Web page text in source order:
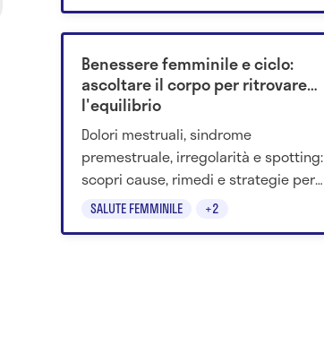
SALUTE FEMMINILE +2
Benessere femminile e ciclo:
ascoltare il corpo per ritrovare
l'equilibrio
Dolori mestruali, sindrome
premestruale, irregolarità e spotting:
scopri cause, rimedi e strategie per
migliorare il benessere femminile.